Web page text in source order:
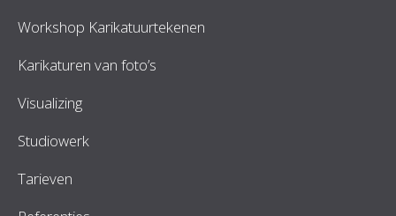
Workshop Karikatuurtekenen
Karikaturen van foto’s
Visualizing
Studiowerk
Tarieven